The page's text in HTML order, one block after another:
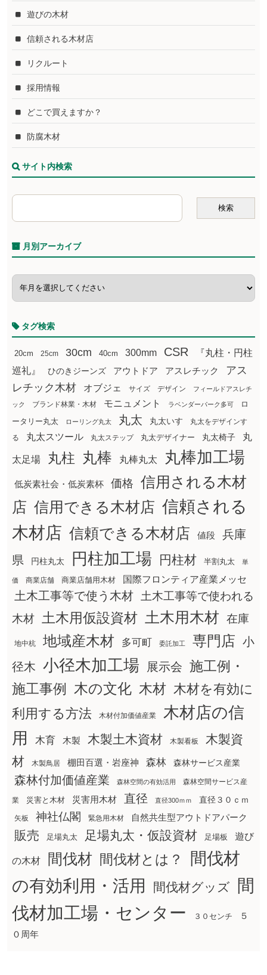
遊びの木材
信頼される木材店
リクルート
採用情報
どこで買えますか？
防腐木材
サイト内検索
月別アーカイブ
タグ検索
20cm 25cm 30cm 40cm 300mm CSR
『丸柱・円柱
巡礼』
ひのきジーンズ アウトドア アスレチック
アス
レチック木材
オブジェ サイズ デザイン フィールドアスレチ
ック ブランド林業・木材 モニュメント ラベンダーパーク多可
ロ
ータリー丸太
ローリング丸太 丸太 丸太いす
丸太をデザインす
る
丸太スツール 丸太ステップ 丸太デザイナー 丸太椅子 丸
太足場 丸柱 丸棒 丸棒丸太 丸棒加工場
低炭素社会・低炭素杯 価格
信用される木材
店 信用できる木材店 信頼される
木材店 信頼できる木材店 値段
兵庫
県
円柱丸太 円柱加工場 円柱材 半割丸太 単
価 商業店舗 商業店舗用木材 国際フロンティア産業メッセ
土木工事等で使う木材
土木工事等で使われる
木材
土木用仮設資材 土木用木材 在庫
地中杭 地域産木材 多可町 委託加工 専門店 小
径木 小径木加工場 展示会 施工例・
施工事例
木の文化 木材 木材を有効に
利用する方法
木材付加価値産業
木材店の信
用
木育 木製 木製土木資材 木製看板
木製資
材
木製鳥居 棚田百選・岩座神 森林 森林サービス産業
森林付加価値産業 森林空間の有効活用 森林空間サービス産
業 災害と木材 災害用木材 直径 直径300ｍｍ 直径３０ｃｍ
矢板 神社仏閣 緊急用木材 自然共生型アウトドアパーク
販売 足場丸太 足場丸太・仮設資材 足場板 遊び
の木材 間伐材 間伐材とは？
間伐材
の有効利用・活用
間伐材グッズ
間
伐材加工場・センター
３０センチ
５
０周年